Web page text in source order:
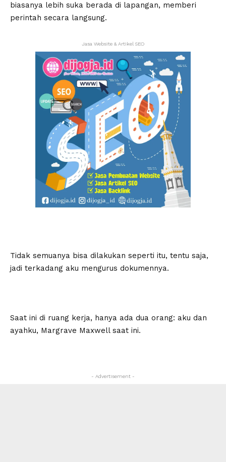
biasanya lebih suka berada di lapangan, memberi
perintah secara langsung.
Jasa Website & Artikel SEO
Tidak semuanya bisa dilakukan seperti itu, tentu saja,
jadi terkadang aku mengurus dokumennya.
Saat ini di ruang kerja, hanya ada dua orang: aku dan
ayahku, Margrave Maxwell saat ini.
- Advertisement -